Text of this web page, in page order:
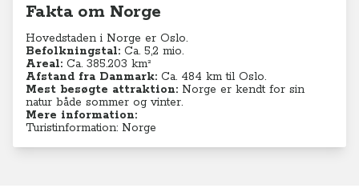
Fakta om Norge
Hovedstaden i Norge er Oslo.
Befolkningstal: Ca. 5,2 mio.
Areal: Ca. 385.203 km²
Afstand fra Danmark: Ca. 484 km til Oslo.
Mest besøgte attraktion: Norge er kendt for sin
natur både sommer og vinter.
Mere information:
Turistinformation: Norge